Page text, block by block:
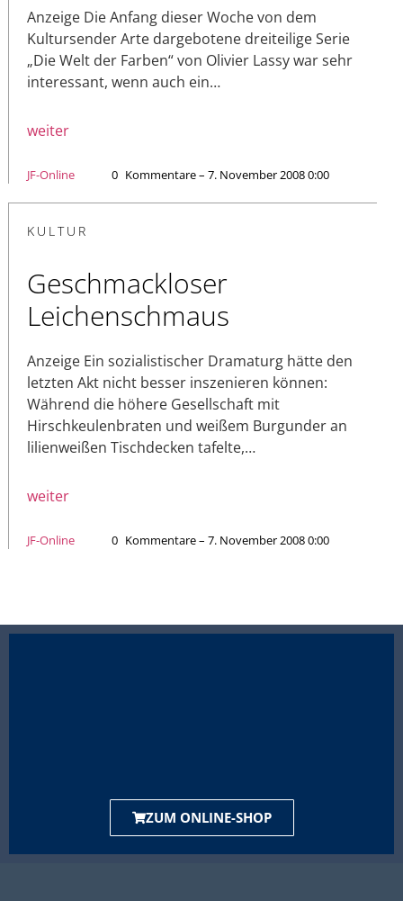
Anzeige Die Anfang dieser Woche von dem
Kultursender Arte dargebotene dreiteilige Serie
„Die Welt der Farben“ von Olivier Lassy war sehr
interessant, wenn auch ein…
weiter
JF-Online 0 Kommentare – 7. November 2008 0:00
KULTUR
Geschmackloser
Leichenschmaus
Anzeige Ein sozialistischer Dramaturg hätte den
letzten Akt nicht besser inszenieren können:
Während die höhere Gesellschaft mit
Hirschkeulenbraten und weißem Burgunder an
lilienweißen Tischdecken tafelte,…
weiter
JF-Online 0 Kommentare – 7. November 2008 0:00
ZUM ONLINE-SHOP